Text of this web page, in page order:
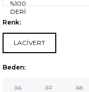
Renk:
LACİVERT
Beden:
36 37 38